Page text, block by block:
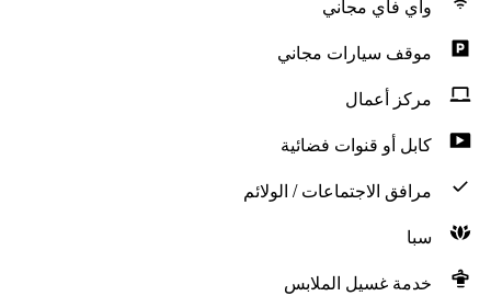
واي فاي مجاني
موقف سيارات مجاني
مركز أعمال
كابل أو قنوات فضائية
مرافق الاجتماعات / الولائم
سبا
خدمة غسيل الملابس